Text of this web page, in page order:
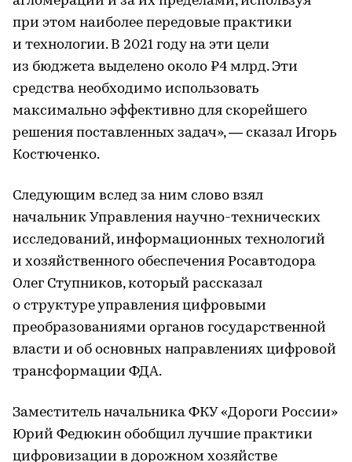
при этом наиболее передовые практики
и технологии. В 2021 году на эти цели
из бюджета выделено около ₽4 млрд. Эти
средства необходимо использовать
максимально эффективно для скорейшего
решения поставленных задач», — сказал Игорь
Костюченко.
Следующим вслед за ним слово взял
начальник Управления научно-технических
исследований, информационных технологий
и хозяйственного обеспечения Росавтодора
Олег Ступников, который рассказал
о структуре управления цифровыми
преобразованиями органов государственной
власти и об основных направлениях цифровой
трансформации ФДА.
Заместитель начальника ФКУ «Дороги России»
Юрий Федюкин обобщил лучшие практики
цифровизации в дорожном хозяйстве